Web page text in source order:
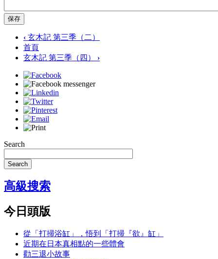
保存
‹ 玄木記 第三季（二）
首頁
玄木記 第三季（四） ›
Search
Search
高級搜索
今日頭版
從「打掃浴缸」，悟到「打掃『欲』缸」
近期在日本真相點的一些體會
勸三退小故事